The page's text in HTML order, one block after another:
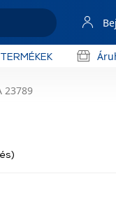
23789